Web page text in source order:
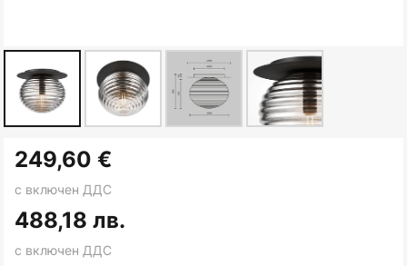
към
началото
галерия
със
249,60 €
488,18 лв.
с включен ДДС
с включен ДДС